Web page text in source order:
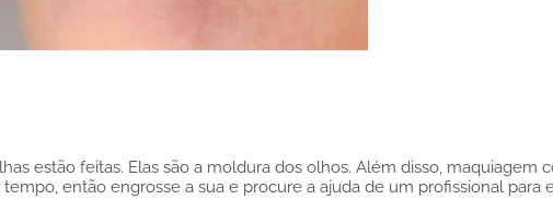
estão feitas. Elas são a moldura dos olhos. Além disso, maquiagem
então engrosse a sua e procure a ajuda de um profissional